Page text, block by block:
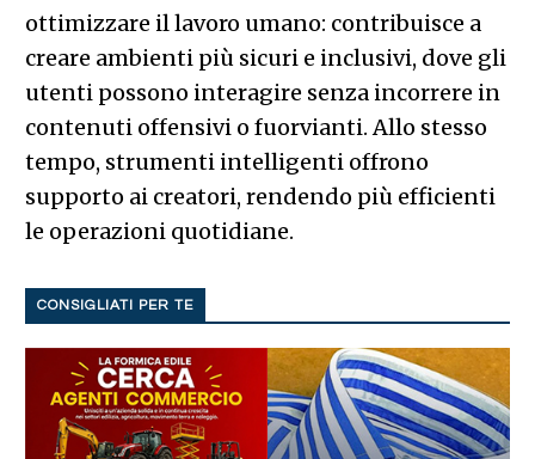
ottimizzare il lavoro umano: contribuisce a
creare ambienti più sicuri e inclusivi, dove gli
utenti possono interagire senza incorrere in
contenuti offensivi o fuorvianti. Allo stesso
tempo, strumenti intelligenti offrono
supporto ai creatori, rendendo più efficienti
le operazioni quotidiane.
CONSIGLIATI PER TE